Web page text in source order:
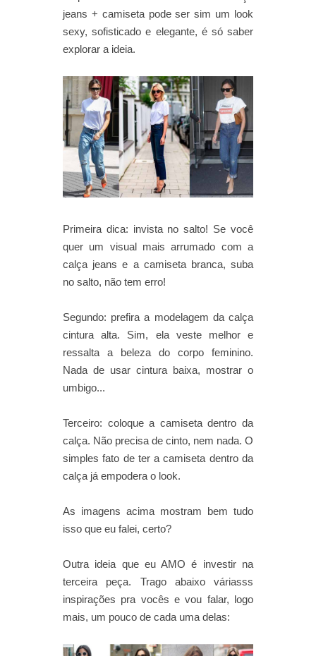
jeans + camiseta pode ser sim um look
sexy, sofisticado e elegante, é só saber
explorar a ideia.
Primeira dica: invista no salto! Se você
quer um visual mais arrumado com a
calça jeans e a camiseta branca, suba
no salto, não tem erro!
Segundo: prefira a modelagem da calça
cintura alta. Sim, ela veste melhor e
ressalta a beleza do corpo feminino.
Nada de usar cintura baixa, mostrar o
umbigo...
Terceiro: coloque a camiseta dentro da
calça. Não precisa de cinto, nem nada. O
simples fato de ter a camiseta dentro da
calça já empodera o look.
As imagens acima mostram bem tudo
isso que eu falei, certo?
Outra ideia que eu AMO é investir na
terceira peça. Trago abaixo váriasss
inspirações pra vocês e vou falar, logo
mais, um pouco de cada uma delas: